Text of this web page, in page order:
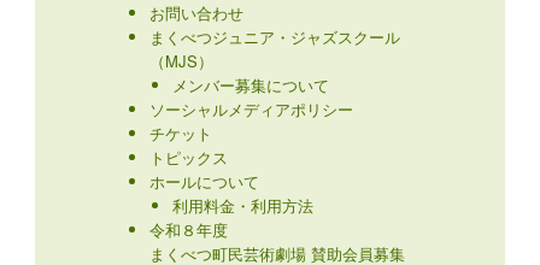
お問い合わせ
まくべつジュニア・ジャズスクール
（MJS）
メンバー募集について
ソーシャルメディアポリシー
チケット
トピックス
ホールについて
利用料金・利用方法
令和８年度
まくべつ町民芸術劇場 賛助会員募集